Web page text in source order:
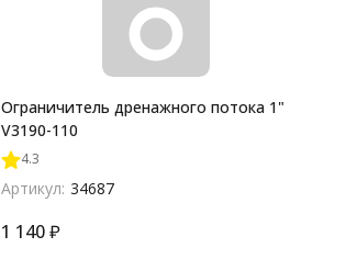
Ограничитель дренажного потока 1"
V3190-110
4.3
Артикул: 34687
1 140₽